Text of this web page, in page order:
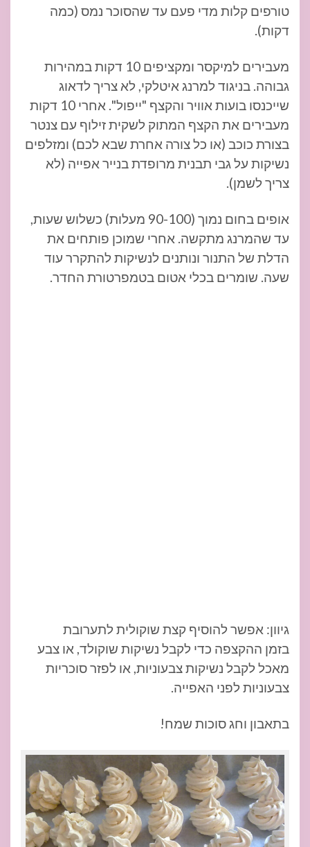
טורפים קלות מדי פעם עד שהסוכר נמס (כמה
דקות).
מעבירים למיקסר ומקציפים 10 דקות במהירות
גבוהה. בניגוד למרנג איטלקי, לא צריך לדאוג
שייכנסו בועות אוויר והקצף "ייפול". אחרי 10 דקות
מעבירים את הקצף המתוק לשקית זילוף עם צנטר
בצורת כוכב (או כל צורה אחרת שבא לכם) ומזלפים
נשיקות על גבי תבנית מרופדת בנייר אפייה (לא
צריך לשמן).
אופים בחום נמוך (90-100 מעלות) כשלוש שעות,
עד שהמרנג מתקשה. אחרי שמוכן פותחים את
הדלת של התנור ונותנים לנשיקות להתקרר עוד
שעה. שומרים בכלי אטום בטמפרטורת החדר.
גיוון: אפשר להוסיף קצת שוקולית לתערובת
בזמן ההקצפה כדי לקבל נשיקות שוקולד, או צבע
מאכל לקבל נשיקות צבעוניות, או לפזר סוכריות
צבעוניות לפני האפייה.
בתאבון וחג סוכות שמח!